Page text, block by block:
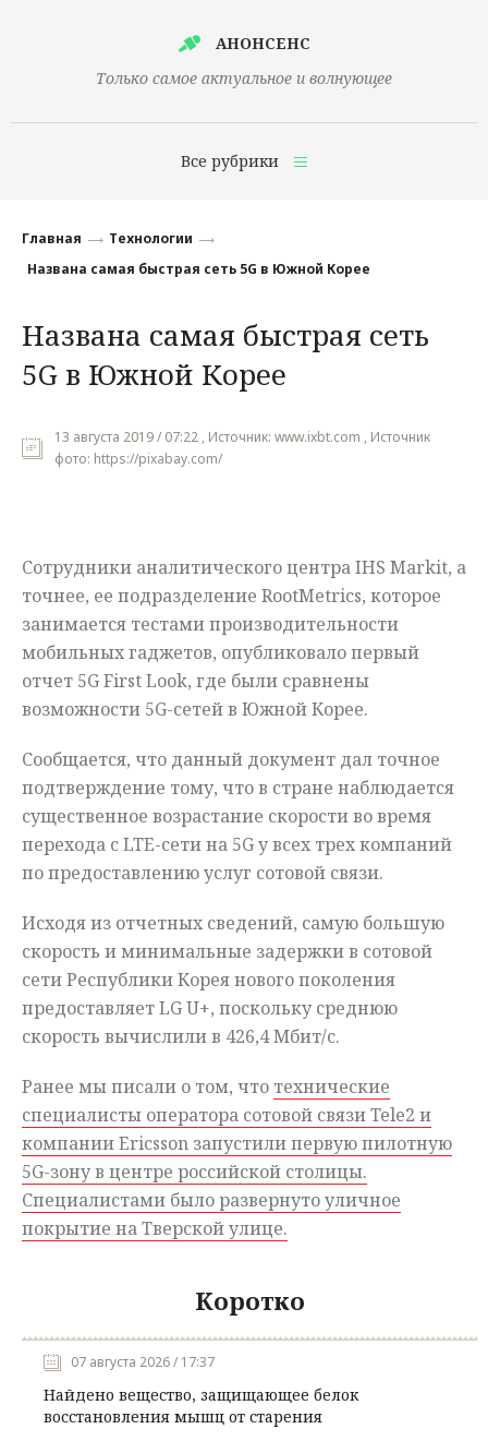
АНОНСЕНС
Только самое актуальное и волнующее
Все рубрики
Финансы
Наука
Культура
Общество
Происшествия
Главная
Технологии
Названа самая быстрая сеть 5G в Южной Корее
Названа самая быстрая сеть
5G в Южной Корее
13 августа 2019 / 07:22 , Источник: www.ixbt.com , Источник
фото: https://pixabay.com/
Сотрудники аналитического центра IHS Markit, а
точнее, ее подразделение RootMetrics, которое
занимается тестами производительности
мобильных гаджетов, опубликовало первый
отчет 5G First Look, где были сравнены
возможности 5G-сетей в Южной Корее.
Сообщается, что данный документ дал точное
подтверждение тому, что в стране наблюдается
существенное возрастание скорости во время
перехода с LTE-сети на 5G у всех трех компаний
по предоставлению услуг сотовой связи.
Исходя из отчетных сведений, самую большую
скорость и минимальные задержки в сотовой
сети Республики Корея нового поколения
предоставляет LG U+, поскольку среднюю
скорость вычислили в 426,4 Мбит/с.
Ранее мы писали о том, что технические
специалисты оператора сотовой связи Tele2 и
компании Ericsson запустили первую пилотную
5G-зону в центре российской столицы.
Специалистами было развернуто уличное
покрытие на Тверской улице.
Коротко
07 августа 2026 / 17:37
Найдено вещество, защищающее белок
восстановления мышц от старения